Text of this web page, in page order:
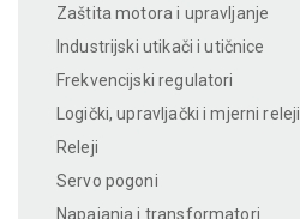
Zaštita motora i upravljanje
Industrijski utikači i utičnice
Frekvencijski regulatori
Logički, upravljački i mjerni releji
Releji
Servo pogoni
Napajanja i transformatori